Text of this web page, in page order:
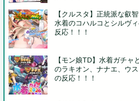
【クルスタ】正統派な叡
水着のコハルコとシルヴ
反応！！！
【モン娘TD】水着ガチャ
のラキオン、ナナエ、ウ
の反応！！！